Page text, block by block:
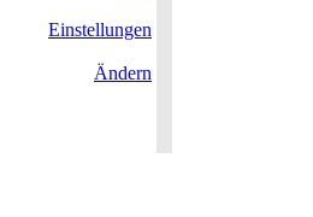
Einstellungen
Ändern